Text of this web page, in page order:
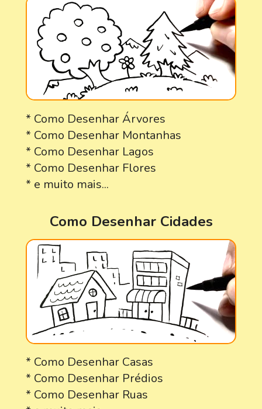
Como Desenhar Cidades
* Como Desenhar Árvores
* Como Desenhar Montanhas
* Como Desenhar Lagos
* Como Desenhar Flores
* e muito mais...
* Como Desenhar Casas
* Como Desenhar Prédios
* Como Desenhar Ruas